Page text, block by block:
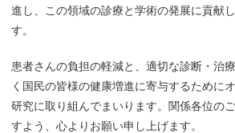
進し、この領域の診療と学術の発展に貢献
す。
患者さんの負担の軽減と、適切な診断・治
く国民の皆様の健康増進に寄与するために
研究に取り組んでまいります。関係各位の
すよう、心よりお願い申し上げます。